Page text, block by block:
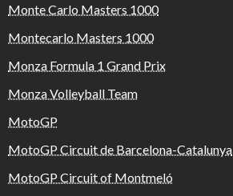
Monte Carlo Masters 1000
Montecarlo Masters 1000
Monza Formula 1 Grand Prix
Monza Volleyball Team
MotoGP
MotoGP Circuit de Barcelona-Catalunya
MotoGP Circuit of Montmeló